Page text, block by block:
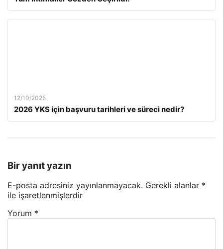
12/10/2025
2026 YKS için başvuru tarihleri ve süreci nedir?
Bir yanıt yazın
E-posta adresiniz yayınlanmayacak. Gerekli alanlar *
ile işaretlenmişlerdir
Yorum *